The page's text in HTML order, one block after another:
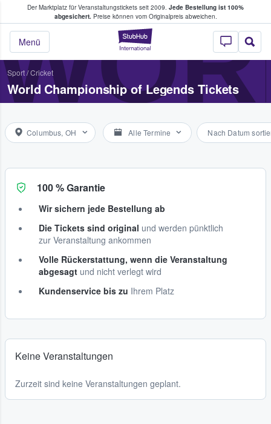
Der Marktplatz für Veranstaltungstickets seit 2009. Jede Bestellung ist 100%
abgesichert.Preise können vom Originalpreis abweichen.
StubHub - Wo
Menü
Tickets kaufen & verkaufen
Sport/Cricket
World Championship of Legends Tickets
Columbus, OH Alle Termine Nach Datum
100 % Garantie
Wir sichern jede Bestellung ab
Die Tickets sind original und werden pünktlich
zur Veranstaltung ankommen
Volle Rückerstattung, wenn die Veranstaltung
abgesagt und nicht verlegt wird
Kundenservice bis zu Ihrem Platz
Keine Veranstaltungen
Zurzeit sind keine Veranstaltungen geplant.